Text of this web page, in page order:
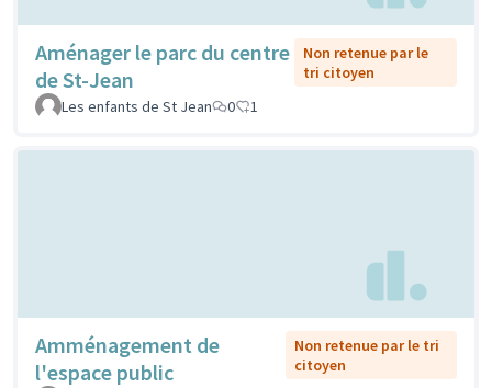
Aménager le parc du centre
de St-Jean
Non retenue par le
tri citoyen
Les enfants de St Jean
0 1
Amménagement de
l'espace public
Non retenue par le tri
citoyen